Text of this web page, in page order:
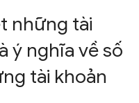
những tài
ý nghĩa về số
tài khoản